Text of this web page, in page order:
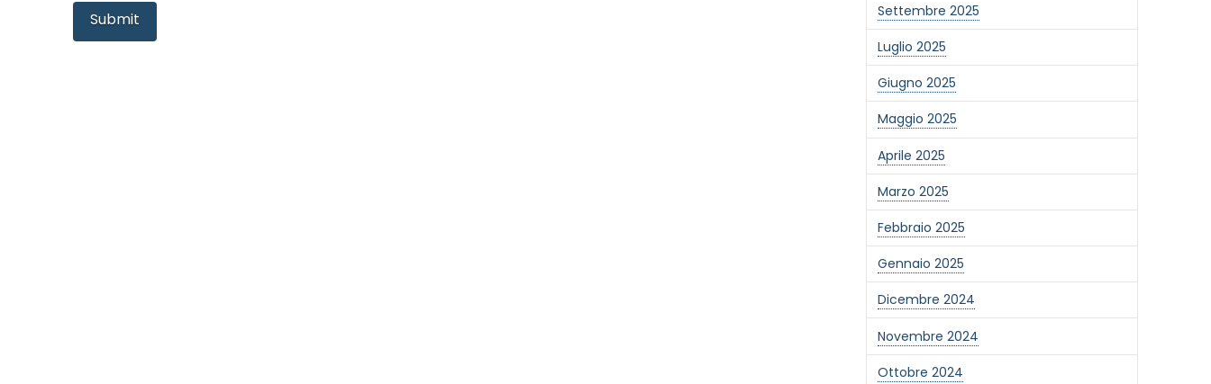
Settembre 2025
Luglio 2025
Giugno 2025
Maggio 2025
Aprile 2025
Marzo 2025
Febbraio 2025
Gennaio 2025
Dicembre 2024
Novembre 2024
Ottobre 2024